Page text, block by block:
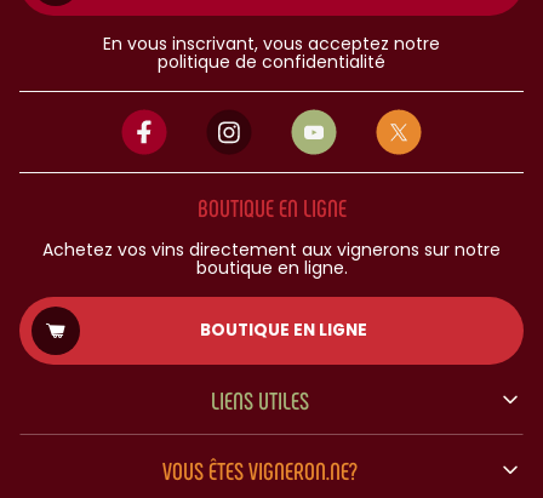
En vous inscrivant, vous acceptez notre
politique de confidentialité
BOUTIQUE EN LIGNE
Achetez vos vins directement aux vignerons sur notre
boutique en ligne.
BOUTIQUE EN LIGNE
LIENS UTILES
VOUS ÊTES VIGNERON.NE?